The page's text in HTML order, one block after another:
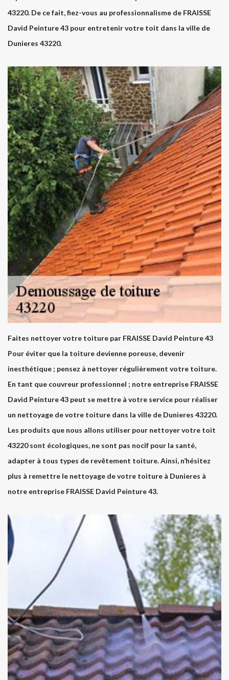
43220. De ce fait, fiez-vous au professionnalisme de FRAISSE
David Peinture 43 pour entretenir votre toit dans la ville de
Dunieres 43220.
Faites nettoyer votre toiture par FRAISSE David Peinture 43
Pour éviter que la toiture devienne poreuse, devenir
inesthétique ; pensez à nettoyer régulièrement votre toiture.
En tant que couvreur professionnel ; notre entreprise FRAISSE
David Peinture 43 peut se mettre à votre service pour réaliser
un nettoyage de votre toiture dans la ville de Dunieres 43220.
Les produits que nous allons utiliser pour nettoyer votre toit
43220 sont écologiques, ne sont pas nocif pour la santé,
adapter à tous types de revêtement toiture. Ainsi, n’hésitez
plus à remettre le nettoyage de votre toiture à Dunieres à
notre entreprise FRAISSE David Peinture 43.